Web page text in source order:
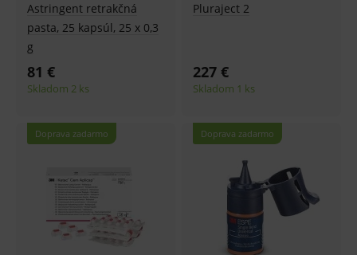
Astringent retrakčná
pasta, 25 kapsúl, 25 x 0,3
g
81 €
Skladom 2 ks
Pluraject 2
227 €
Skladom 1 ks
Doprava zadarmo Doprava zadarmo